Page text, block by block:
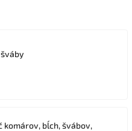
komárov, bĺch, švábov,